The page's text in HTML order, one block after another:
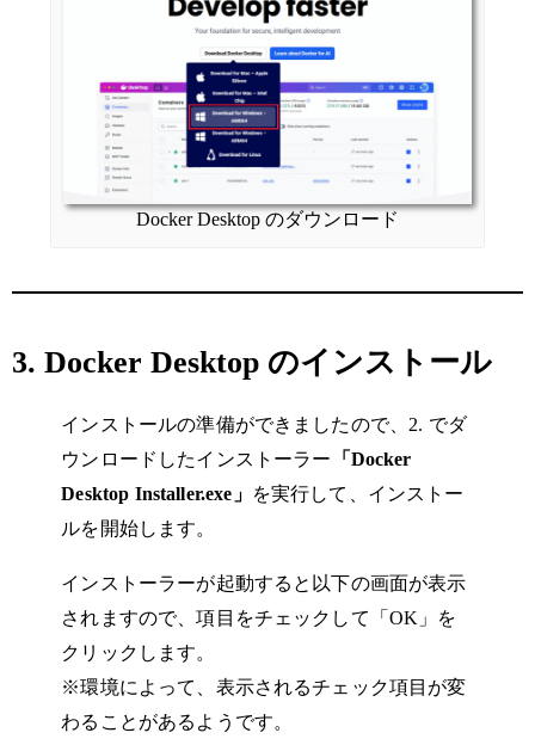
Docker Desktop のダウンロード
3. Docker Desktop のインストール
インストールの準備ができましたので、2. でダ
ウンロードしたインストーラー 「Docker
Desktop Installer.exe」 を実行して、インストー
ルを開始します。
インストーラーが起動すると以下の画面が表示
されますので、項目をチェックして「OK」を
クリックします。
※環境によって、表示されるチェック項目が変
わることがあるようです。